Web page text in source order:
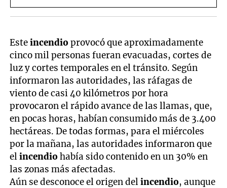
Esteincendioprovocó que aproximadamente
cinco mil personas fueran evacuadas, cortes de
luz y cortes temporales en el tránsito. Según
informaron las autoridades, las ráfagas de
viento de casi 40 kilómetros por hora
provocaron el rápido avance de las llamas, que,
en pocas horas, habían consumido más de 3.400
hectáreas. De todas formas, para el miércoles
por la mañana, las autoridades informaron que
elincendiohabía sido contenido en un 30% en
las zonas más afectadas.
Aún se desconoce el origen delincendio, aunque